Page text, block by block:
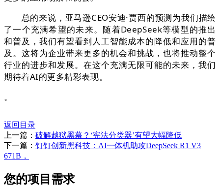
总的来说，亚马逊CEO安迪·贾西的预测为我们描绘
了一个充满希望的未来。随着DeepSeek等模型的推出
和普及，我们有望看到人工智能成本的降低和应用的普
及。这将为企业带来更多的机会和挑战，也将推动整个
行业的进步和发展。在这个充满无限可能的未来，我们
期待着AI的更多精彩表现。
。
返回目录
上一篇： 破解越狱黑幕？‘宪法分类器’有望大幅降低
下一篇： 钉钉创新黑科技：AI一体机助攻DeepSeek R1 V3
671B，
您的项目需求